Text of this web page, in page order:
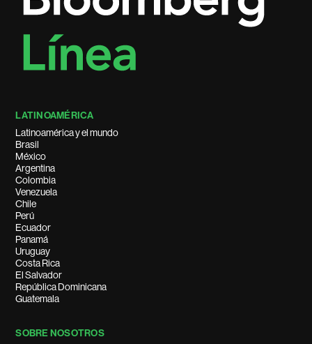
LATINOAMÉRICA
Latinoamérica y el mundo
Brasil
México
Argentina
Colombia
Venezuela
Chile
Perú
Ecuador
Panamá
Uruguay
Costa Rica
El Salvador
República Dominicana
Guatemala
SOBRE NOSOTROS